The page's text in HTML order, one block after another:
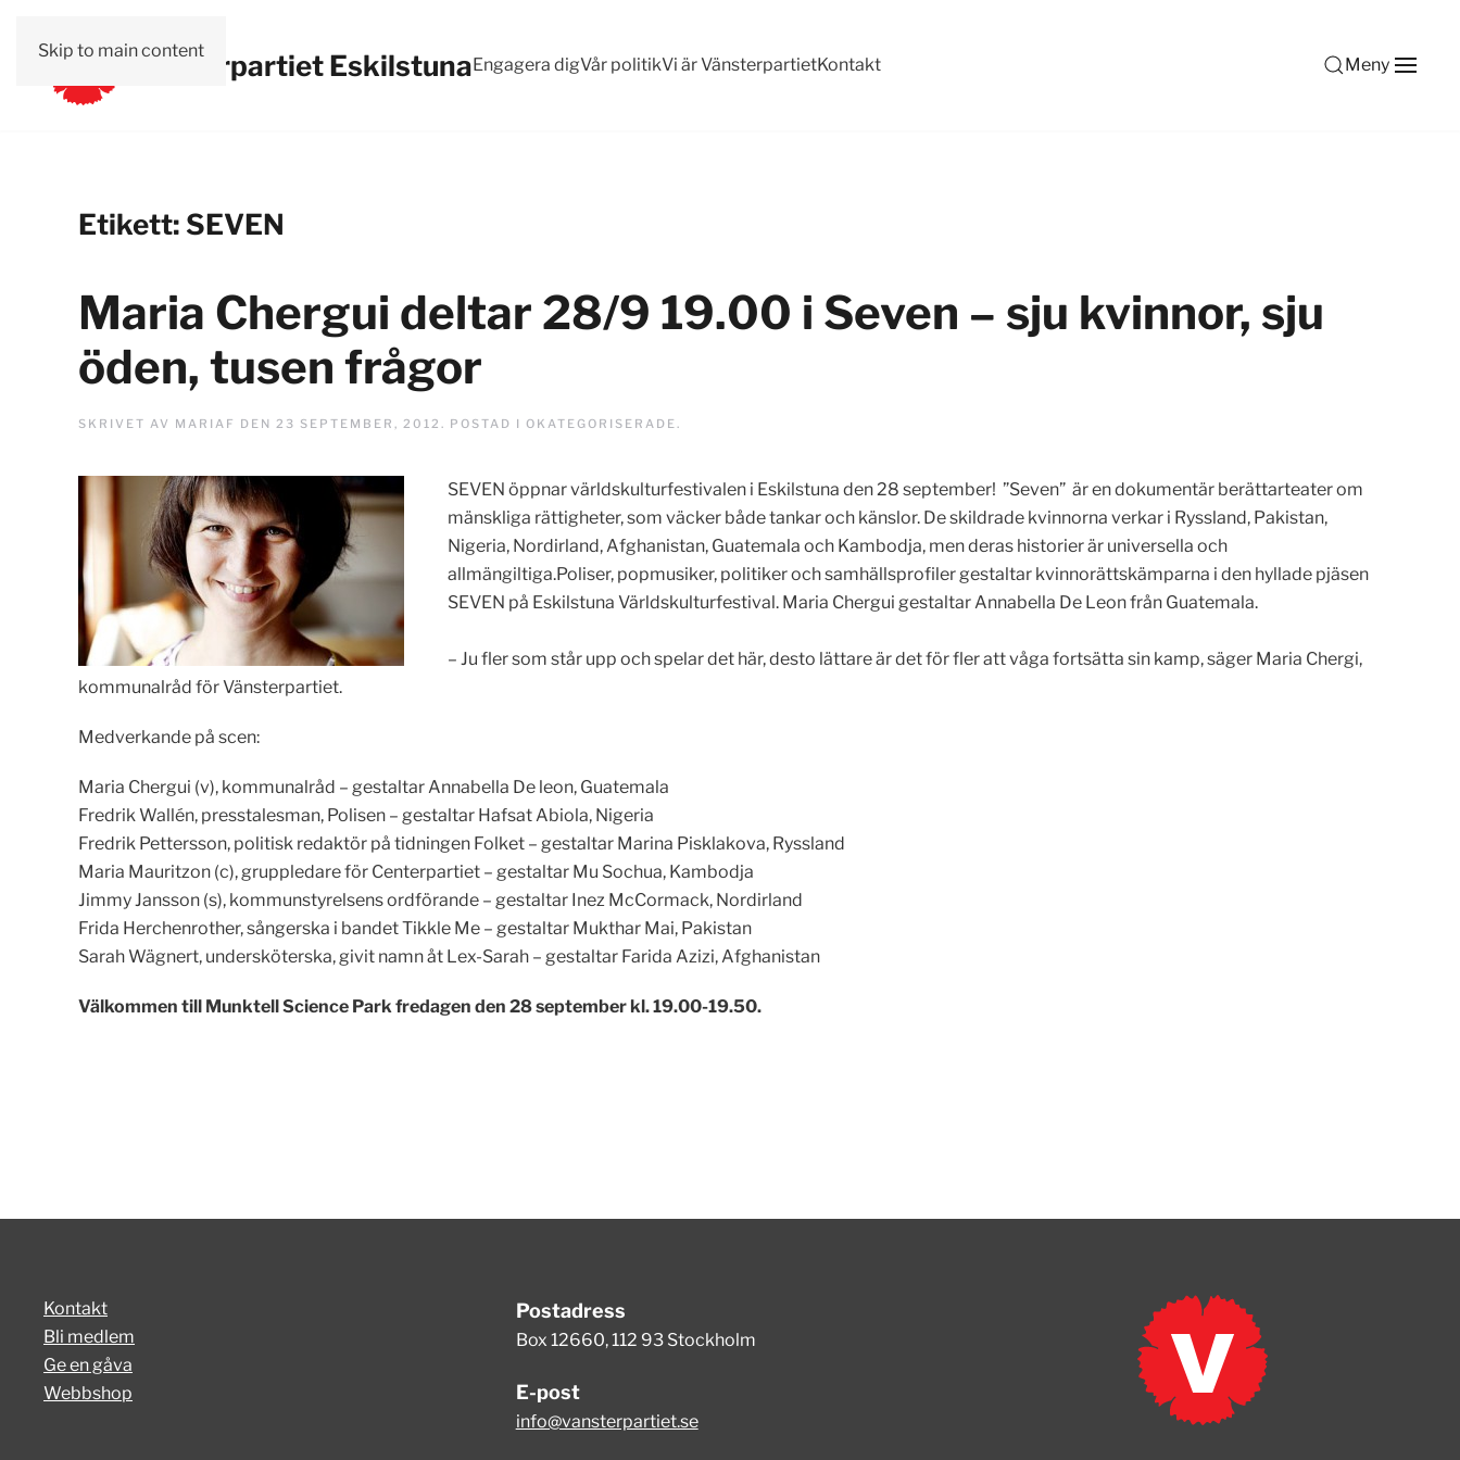
Skip to main contentVänsterpartiet EskilstunaEngagera digVår politikVi är VänsterpartietKontakt Meny
Etikett: SEVEN
Maria Chergui deltar 28/9 19.00 i Seven – sju kvinnor, sju
öden, tusen frågor
SKRIVET AV MARIAF DEN 23 SEPTEMBER, 2012 . POSTAD I OKATEGORISERADE.
SEVEN öppnar världskulturfestivalen i Eskilstuna den 28 september! ”Seven” är en dokumentär berättarteater om
mänskliga rättigheter, som väcker både tankar och känslor. De skildrade kvinnorna verkar i Ryssland, Pakistan,
Nigeria, Nordirland, Afghanistan, Guatemala och Kambodja, men deras historier är universella och
allmängiltiga.Poliser, popmusiker, politiker och samhällsprofiler gestaltar kvinnorättskämparna i den hyllade pjäsen
SEVEN på Eskilstuna Världskulturfestival. Maria Chergui gestaltar Annabella De Leon från Guatemala.
– Ju fler som står upp och spelar det här, desto lättare är det för fler att våga fortsätta sin kamp, säger Maria Chergi,
kommunalråd för Vänsterpartiet.
Medverkande på scen:
Maria Chergui (v), kommunalråd – gestaltar Annabella De leon, Guatemala
Fredrik Wallén, presstalesman, Polisen – gestaltar Hafsat Abiola, Nigeria
Fredrik Pettersson, politisk redaktör på tidningen Folket – gestaltar Marina Pisklakova, Ryssland
Maria Mauritzon (c), gruppledare för Centerpartiet – gestaltar Mu Sochua, Kambodja
Jimmy Jansson (s), kommunstyrelsens ordförande – gestaltar Inez McCormack, Nordirland
Frida Herchenrother, sångerska i bandet Tikkle Me – gestaltar Mukthar Mai, Pakistan
Sarah Wägnert, undersköterska, givit namn åt Lex-Sarah – gestaltar Farida Azizi, Afghanistan
Välkommen till Munktell Science Park fredagen den 28 september kl. 19.00-19.50.
Kontakt
Bli medlem
Ge en gåva
Webbshop
Postadress
Box 12660, 112 93 Stockholm
E-post
info@vansterpartiet.se